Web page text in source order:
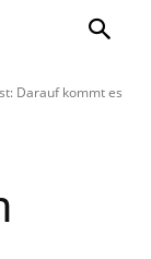
Darauf kommt es